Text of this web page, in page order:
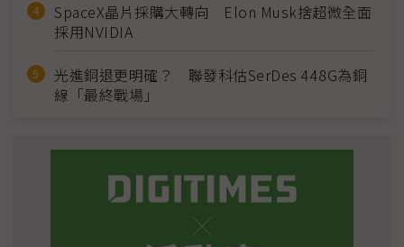
SpaceX晶片採購大轉向 Elon Musk捨超微全面
採用NVIDIA
光進銅退更明確？ 聯發科估SerDes 448G為銅
線「最終戰場」